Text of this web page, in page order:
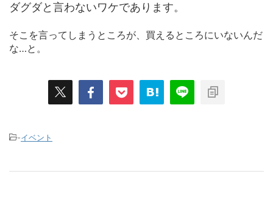
ダグダと言わないワケであります。
そこを言ってしまうところが、買えるところにいないんだ
な…と。
-イベント